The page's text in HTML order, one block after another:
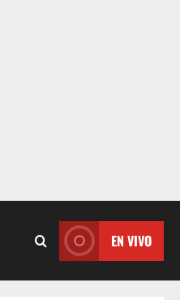
EN VIVO